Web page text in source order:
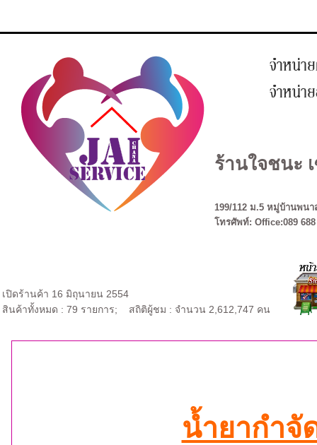
ร้านใจชนะ
199/112 ม.5 หมู่บ้านพน
โทรศัพท์: Office:089
เปิดร้านค้า 16 มิถุนายน 2554
สินค้าทั้งหมด : 79 รายการ; สถิติผู้ชม : จำนวน 2,612,747 คน
น้ำยากำจั